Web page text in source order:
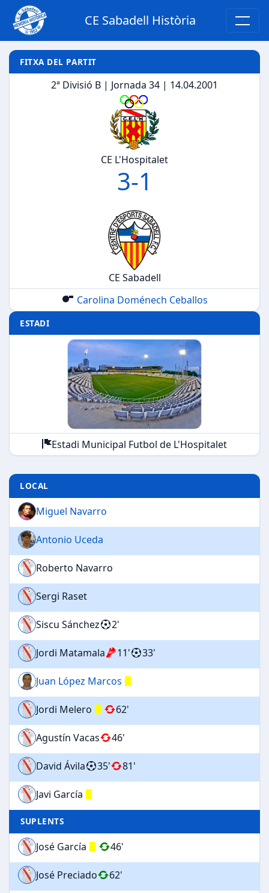
CE Sabadell Història
FITXA DEL PARTIT
2ª Divisió B | Jornada 34 | 14.04.2001
CE L'Hospitalet
3-1
CE Sabadell
Carolina Doménech Ceballos
ESTADI
Estadi Municipal Futbol de L'Hospitalet
LOCAL
Miguel Navarro
Antonio Uceda
Roberto Navarro
Sergi Raset
Siscu Sánchez 2'
Jordi Matamala 11' 33'
Juan López Marcos
Jordi Melero 62'
Agustín Vacas 46'
David Ávila 35' 81'
Javi García
SUPLENTS
José García 46'
José Preciado 62'